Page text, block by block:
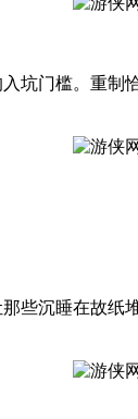
门槛。重制
沉睡在故纸